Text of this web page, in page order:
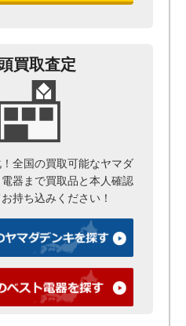
買取査定
全国の買取可能なヤマダ
器まで買取品と本人確認
お持ち込みください！